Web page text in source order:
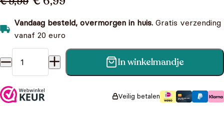
Vandaag besteld, overmorgen in huis. Gratis verzending
vanaf 20 euro
De tafelfabriek - Word een wiskid aantalIn winkelmandje
Veilig betalen